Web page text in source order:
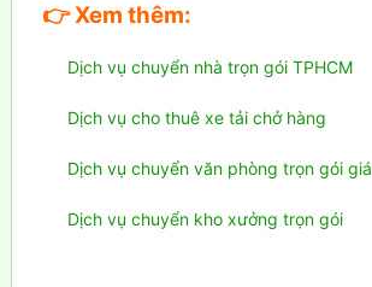
👉Xem thêm:
Dịch vụ chuyển nhà trọn gói TPHCM
Dịch vụ cho thuê xe tải chở hàng
Dịch vụ chuyển văn phòng trọn gói
Dịch vụ chuyển kho xưởng trọn gói